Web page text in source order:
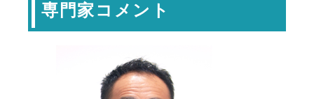
専門家コメント